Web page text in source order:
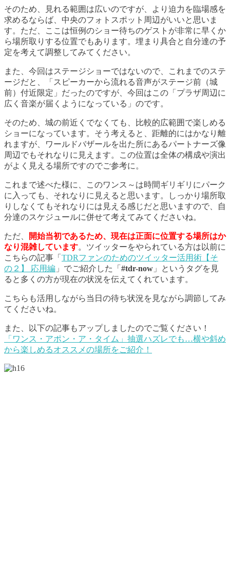
そのため、見れる範囲は広いのですが、より迫力を臨場感を
求めるならば、中央のフォトスポット周辺がいいと思いま
す。ただ、ここは恒例のショー待ちのゲストが非常に早くか
ら場所取りする位置でもあります。埋まり具合と自分達の予
定を考えて調整してみてください。
また、今回はステージショーではないので、これまでのステ
ージだと、「スピーカーから流れる音声がステージ前（城
前）付近限定」だったのですが、今回はこの「プラザ周辺に
広く音楽が届くようになっている」のです。
そのため、城の前近くでなくても、比較的広範囲で楽しめる
ショーになっています。そう考えると、距離的にはかなり離
れますが、ワールドバザールを出た所にあるパートナーズ像
周辺でもそれなりに見えます。この位置は全体の構成や演出
がよく見える場所ですのでご参考に。
これまで述べた様に、このワンス～は時間ギリギリにパーク
に入っても、それなりに見えると思います。しっかり場所取
りしなくてもそれなりには見える感じだと思いますので、自
分達のスケジュールに併せて考えてみてくださいね。
ただ、
開始当初であるため、現在は正面に位置する場所はか
なり混雑しています。ツイッターをやられている方は以前に
こちらの記事「 TDRファンのためのツイッター活用術【そ
の２】 応用編 」でご紹介した「 #tdr-now 」というタグを見
ると多くの方が現在の状況を伝えてくれています。
こちらも活用しながら当日の待ち状況を見ながら調節してみ
てくださいね。
また、以下の記事もアップしましたのでご覧ください！
「ワンス・アポン・ア・タイム」抽選ハズレでも…横や斜め
から楽しめるオススメの場所をご紹介！